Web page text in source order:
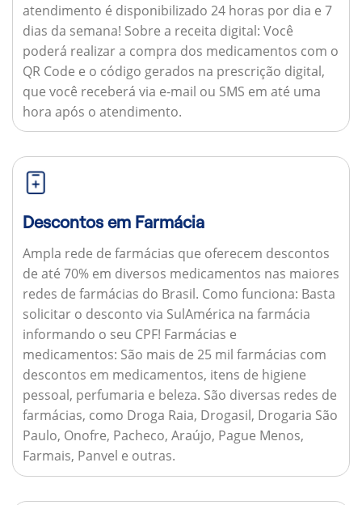
atendimento é disponibilizado 24 horas por dia e 7
dias da semana! Sobre a receita digital: Você
poderá realizar a compra dos medicamentos com o
QR Code e o código gerados na prescrição digital,
que você receberá via e-mail ou SMS em até uma
hora após o atendimento.
Descontos em Farmácia
Ampla rede de farmácias que oferecem descontos
de até 70% em diversos medicamentos nas maiores
redes de farmácias do Brasil. Como funciona: Basta
solicitar o desconto via SulAmérica na farmácia
informando o seu CPF! Farmácias e
medicamentos: São mais de 25 mil farmácias com
descontos em medicamentos, itens de higiene
pessoal, perfumaria e beleza. São diversas redes de
farmácias, como Droga Raia, Drogasil, Drogaria São
Paulo, Onofre, Pacheco, Araújo, Pague Menos,
Farmais, Panvel e outras.